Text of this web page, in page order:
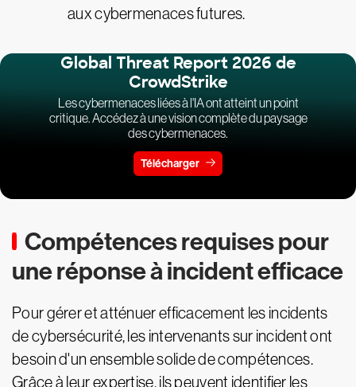
aux cybermenaces futures.
Global Threat Report 2026 de
CrowdStrike
Les cybermenaces liées à l'IA ont atteint un point
critique. Accédez à une vision complète du paysage
des cybermenaces.
Télécharger
Compétences requises pour
une réponse à incident efficace
Pour gérer et atténuer efficacement les incidents
de cybersécurité, les intervenants sur incident ont
besoin d'un ensemble solide de compétences.
Grâce à leur expertise, ils peuvent identifier les